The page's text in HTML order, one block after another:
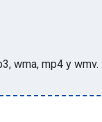
wma, mp4 y wmv.